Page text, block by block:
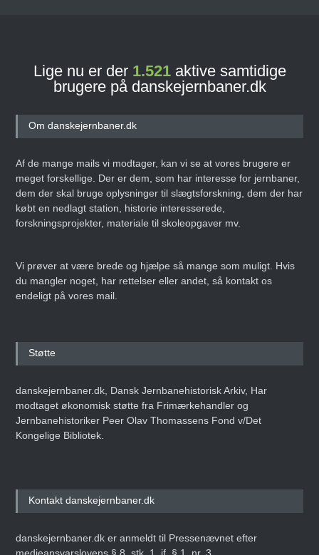
Lige nu er der 1.521aktive samtidige
brugere på danskejernbaner.dk
Om danskejernbaner.dk
Af de mange mails vi modtager, kan vi se at vores brugere er
meget forskellige. Der er dem, som har interesse for jernbaner,
dem der skal bruge oplysninger til slægtsforskning, dem der har
købt en nedlagt station, historie interesserede,
forskningsprojekter, materiale til skoleopgaver mv.
Vi prøver at være brede og hjælpe så mange som muligt. Hvis
du mangler noget, har rettelser eller andet, så kontakt os
endeligt på vores mail.
Støtte
danskejernbaner.dk, Dansk Jernbanehistorisk Arkiv, Har
modtaget økonomisk støtte fra Frimærkehandler og
Jernbanehistoriker Peer Olav Thomassens Fond v/Det
Kongelige Bibliotek.
Kontakt danskejernbaner.dk
danskejernbaner.dk er anmeldt til Pressenævnet efter